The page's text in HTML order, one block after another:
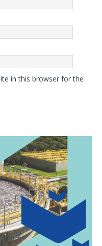
in this browser for the